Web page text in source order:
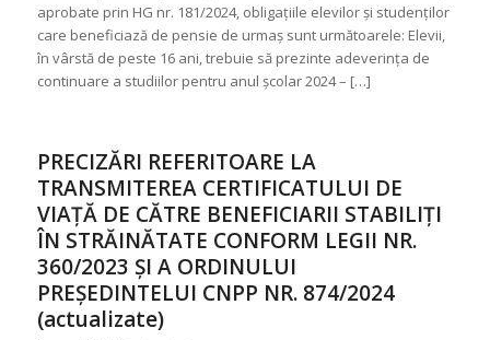
aprobate prin HG nr. 181/2024, obligațiile elevilor și studenților
care beneficiază de pensie de urmaș sunt următoarele: Elevii,
în vârstă de peste 16 ani, trebuie să prezinte adeverința de
continuare a studiilor pentru anul școlar 2024 – […]
PRECIZĂRI REFERITOARE LA
TRANSMITEREA CERTIFICATULUI DE
VIAȚĂ DE CĂTRE BENEFICIARII STABILIȚI
ÎN STRĂINĂTATE CONFORM LEGII NR.
360/2023 ȘI A ORDINULUI
PREȘEDINTELUI CNPP NR. 874/2024
(actualizate)